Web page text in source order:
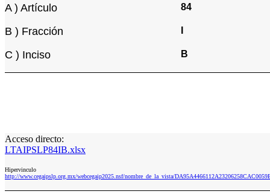
A ) Artículo 84
B ) Fracción
C ) Inciso B
Acceso directo:
LTAIPSLP84IB.xlsx
Hipervinculo
http://www.cegaipslp.org.mx/webcegaip2025.nsf/nombre_de_la_vista/